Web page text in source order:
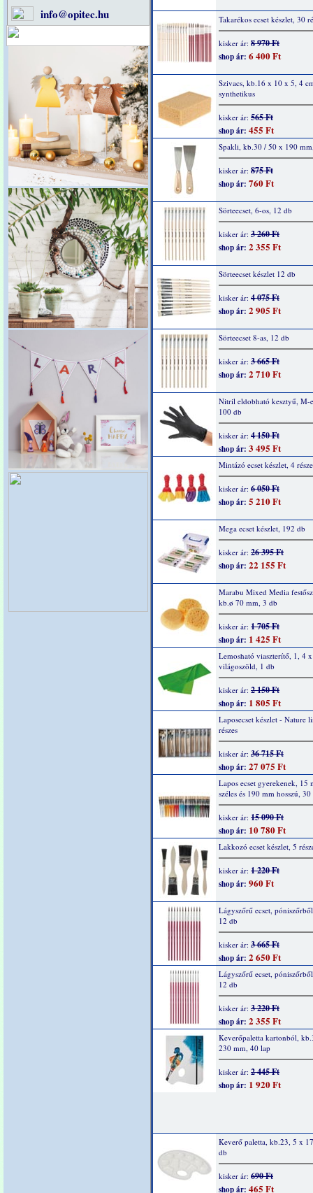
info@opitec.hu Takarékos ecset készlet, 30
kisker ár: 8 970 Ft
shop ár: 6 400 Ft
Szivacs, kb.16 x 10 x 5, 4
synthetikus
kisker ár: 565 Ft
shop ár: 455 Ft
Spakli, kb.30 / 50 x 190
kisker ár: 875 Ft
shop ár: 760 Ft
Sörteecset, 6-os, 12 db
kisker ár: 3 260 Ft
shop ár: 2 355 Ft
Sörteecset készlet 12 db
kisker ár: 4 075 Ft
shop ár: 2 905 Ft
Sörteecset 8-as, 12 db
kisker ár: 3 665 Ft
shop ár: 2 710 Ft
Nitril eldobható kesztyű, M-
100 db
kisker ár: 4 150 Ft
shop ár: 3 495 Ft
Mintázó ecset készlet, 4
kisker ár: 6 050 Ft
shop ár: 5 210 Ft
Mega ecset készlet, 192 db
kisker ár: 26 395 Ft
shop ár: 22 155 Ft
Marabu Mixed Media
kb.ø 70 mm, 3 db
kisker ár: 1 705 Ft
shop ár: 1 425 Ft
Lemosható viaszterítő, 1, 4
világoszöld, 1 db
kisker ár: 2 150 Ft
shop ár: 1 805 Ft
Laposecset készlet - Nature
részes
kisker ár: 36 715 Ft
shop ár: 27 075 Ft
Lapos ecset gyerekenek, 15
széles és 190 mm hosszú,
kisker ár: 15 090 Ft
shop ár: 10 780 Ft
Lakkozó ecset készlet, 5
kisker ár: 1 220 Ft
shop ár: 960 Ft
Lágyszőrű ecset,
12 db
kisker ár: 3 665 Ft
shop ár: 2 650 Ft
Lágyszőrű ecset,
12 db
kisker ár: 3 220 Ft
shop ár: 2 355 Ft
Keverőpaletta kartonból,
230 mm, 40 lap
kisker ár: 2 445 Ft
shop ár: 1 920 Ft
Keverő paletta, kb.23, 5 x
db
kisker ár: 690 Ft
shop ár: 465 Ft